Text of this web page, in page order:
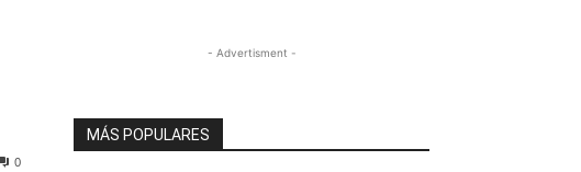
0
- Advertisment -
MÁS POPULARES